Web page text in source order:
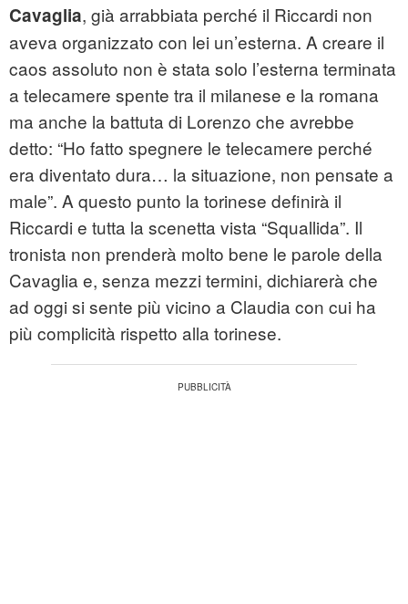
Cavaglia, già arrabbiata perché il Riccardi non
aveva organizzato con lei un’esterna. A creare il
caos assoluto non è stata solo l’esterna terminata
a telecamere spente tra il milanese e la romana
ma anche la battuta di Lorenzo che avrebbe
detto: “Ho fatto spegnere le telecamere perché
era diventato dura… la situazione, non pensate a
male”. A questo punto la torinese definirà il
Riccardi e tutta la scenetta vista “Squallida”. Il
tronista non prenderà molto bene le parole della
Cavaglia e, senza mezzi termini, dichiarerà che
ad oggi si sente più vicino a Claudia con cui ha
più complicità rispetto alla torinese.